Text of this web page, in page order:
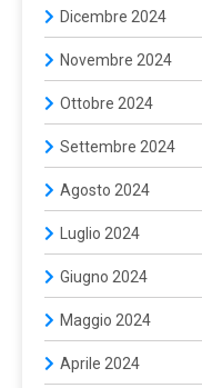
Dicembre 2024
Novembre 2024
Ottobre 2024
Settembre 2024
Agosto 2024
Luglio 2024
Giugno 2024
Maggio 2024
Aprile 2024